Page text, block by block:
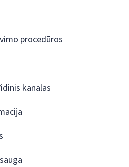
procedūros
kanalas